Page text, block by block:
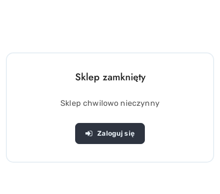
Sklep zamknięty
Sklep chwilowo nieczynny
Zaloguj się